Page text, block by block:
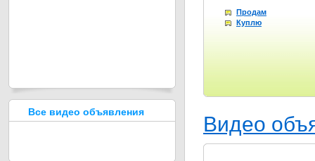
Продам
Куплю
Видео
Все видео объявления